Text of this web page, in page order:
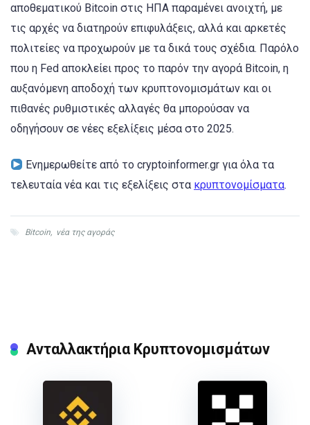
αποθεματικού Bitcoin στις ΗΠΑ παραμένει ανοιχτή, με
τις αρχές να διατηρούν επιφυλάξεις, αλλά και αρκετές
πολιτείες να προχωρούν με τα δικά τους σχέδια. Παρόλο
που η Fed αποκλείει προς το παρόν την αγορά Bitcoin, η
αυξανόμενη αποδοχή των κρυπτονομισμάτων και οι
πιθανές ρυθμιστικές αλλαγές θα μπορούσαν να
οδηγήσουν σε νέες εξελίξεις μέσα στο 2025.
Ενημερωθείτε από το cryptoinformer.gr για όλα τα
τελευταία νέα και τις εξελίξεις στα κρυπτονομίσματα.
Bitcoin, νέα της αγοράς
Ανταλλακτήρια Κρυπτονομισμάτων